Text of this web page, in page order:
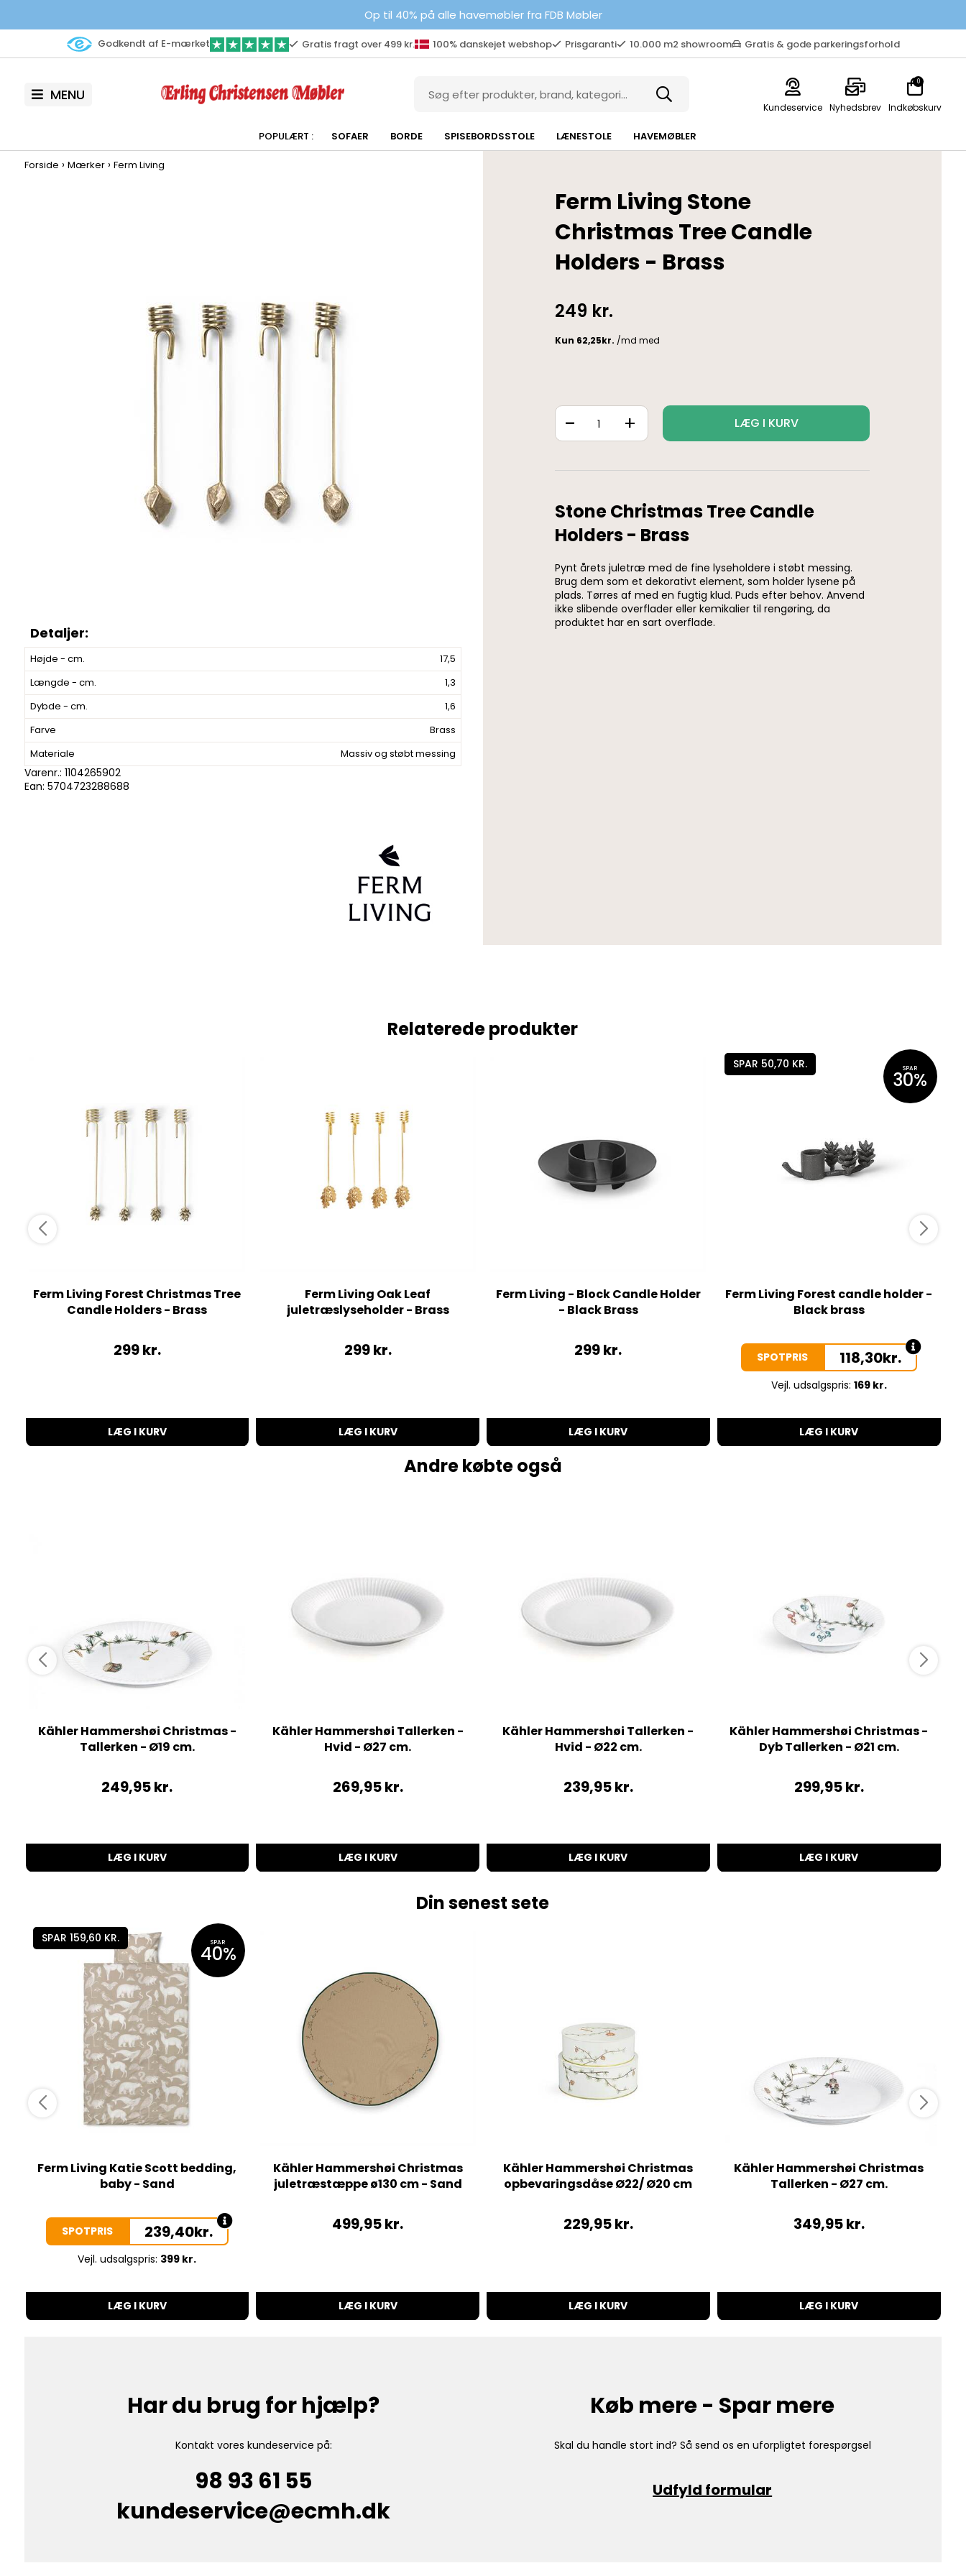
Op til 40% på alle havemøbler fra FDB Møbler
Godkendt af E-mærket Gratis fragt over 499 kr. 100% danskejet webshop Prisgaranti 10.000 m2 showroom Gratis & gode parkeringsforhold
MENU
Kundeservice Nyhedsbrev Indkøbskurv
0
SOFAER BORDE SPISEBORDSSTOLE LÆNESTOLE HAVEMØBLER
Forside › Mærker› Ferm Living
Højde - cm.
17,5
Længde - cm.
1,3
Dybde - cm.
1,6
Farve
Brass
Materiale
Massiv og støbt messing
Varenr.: 1104265902
Ean: 5704723288688
Ferm Living Stone
Christmas Tree Candle
Holders - Brass
249 kr.
+
- LÆG I KURV
Stone Christmas Tree Candle
Holders - Brass
Pynt årets juletræ med de fine lyseholdere i støbt messing.
Brug dem som et dekorativt element, som holder lysene på
plads. Tørres af med en fugtig klud. Puds efter behov. Anvend
ikke slibende overflader eller kemikalier til rengøring, da
produktet har en sart overflade.
Relaterede produkter
Ferm Living Forest Christmas Tree
Candle Holders - Brass
299kr.
LÆG I KURV
Ferm Living Oak Leaf
juletræslyseholder - Brass
299kr.
LÆG I KURV
Ferm Living - Block Candle Holder
- Black Brass
299kr.
LÆG I KURV
SPAR 50,70 KR. SPAR
30%
Ferm Living Forest candle holder -
Black brass
SPOTPRIS 118,30kr.
Vejl. udsalgspris: 169 kr.
LÆG I KURV
Andre købte også
Kähler Hammershøi Christmas -
Tallerken - Ø19 cm.
249,95kr.
LÆG I KURV
Kähler Hammershøi Tallerken -
Hvid - Ø27 cm.
269,95kr.
LÆG I KURV
Kähler Hammershøi Tallerken -
Hvid - Ø22 cm.
239,95kr.
LÆG I KURV
Kähler Hammershøi Christmas -
Dyb Tallerken - Ø21 cm.
299,95kr.
LÆG I KURV
Din senest sete
SPAR 159,60 KR. SPAR
40%
Ferm Living Katie Scott bedding,
baby - Sand
SPOTPRIS 239,40kr.
Vejl. udsalgspris: 399 kr.
LÆG I KURV
Kähler Hammershøi Christmas
juletræstæppe ø130 cm - Sand
499,95kr.
LÆG I KURV
Kähler Hammershøi Christmas
opbevaringsdåse Ø22/ Ø20 cm
229,95kr.
LÆG I KURV
Kähler Hammershøi Christmas
Tallerken - Ø27 cm.
349,95kr.
LÆG I KURV
Har du brug for hjælp?
Kontakt vores kundeservice på:
98 93 61 55
kundeservice@ecmh.dk
Køb mere - Spar mere
Skal du handle stort ind? Så send os en uforpligtet forespørgsel
Udfyld formular